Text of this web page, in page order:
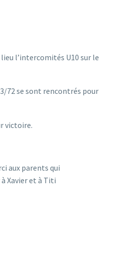
l’intercomités U10 sur le
72 se sont rencontrés pour
victoire.
aux parents qui
Xavier et à Titi